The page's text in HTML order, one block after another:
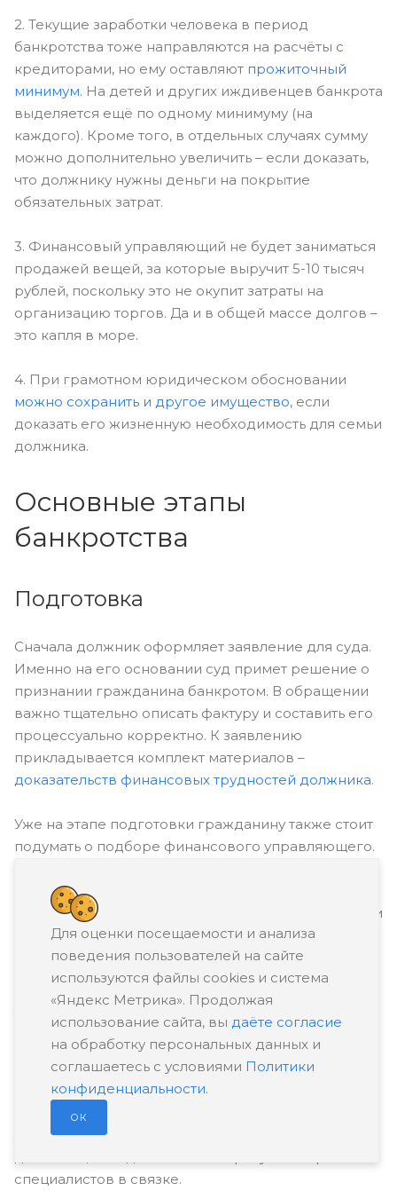
2. Текущие заработки человека в период
банкротства тоже направляются на расчёты с
кредиторами, но ему оставляют прожиточный
минимум. На детей и других иждивенцев банкрота
выделяется ещё по одному минимуму (на
каждого). Кроме того, в отдельных случаях сумму
можно дополнительно увеличить – если доказать,
что должнику нужны деньги на покрытие
обязательных затрат.
3. Финансовый управляющий не будет заниматься
продажей вещей, за которые выручит 5-10 тысяч
рублей, поскольку это не окупит затраты на
организацию торгов. Да и в общей массе долгов –
это капля в море.
4. При грамотном юридическом обосновании
можно сохранить и другое имущество, если
доказать его жизненную необходимость для семьи
должника.
Основные этапы
банкротства
Подготовка
Сначала должник оформляет заявление для суда.
Именно на его основании суд примет решение о
признании гражданина банкротом. В обращении
важно тщательно описать фактуру и составить его
процессуально корректно. К заявлению
прикладывается комплект материалов –
доказательств финансовых трудностей должника.
Уже на этапе подготовки гражданину также стоит
подумать о подборе финансового управляющего.
саморегулируемая организация (СРО), из членов
которой тот должен быть назначен. Но лучше найти
конкретного кандидата с убедительным
послужным списком и обозначить в обращении
именно его СРО. Это гарантирует, что
управляющий будет вести банкротное дело
добросовестно.
Есть и ещё один вариант: обратиться в
юридическую компанию, которая предоставит на
дело и банкротного юриста, и финансового
управляющего. Это не только удобно для
специалистов в связке.
Для оценки посещаемости и анализа
поведения пользователей на сайте
используются файлы cookies и система
«Яндекс Метрика». Продолжая
использование сайта, вы даёте согласие
на обработку персональных данных и
соглашаетесь с условиями Политики
конфиденциальности.
ОК